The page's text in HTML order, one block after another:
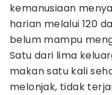
kemanusiaan
harian melalui 120
belum mampu
Satu dari lima
makan satu kali
melonjak, tidak